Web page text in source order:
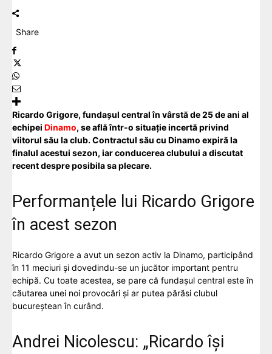
Share
Ricardo Grigore, fundașul central în vârstă de 25 de ani al
echipei Dinamo, se află într-o situație incertă privind
viitorul său la club. Contractul său cu Dinamo expiră la
finalul acestui sezon, iar conducerea clubului a discutat
recent despre posibila sa plecare.
Performanțele lui Ricardo Grigore
în acest sezon
Ricardo Grigore a avut un sezon activ la Dinamo, participând
în 11 meciuri și dovedindu-se un jucător important pentru
echipă. Cu toate acestea, se pare că fundașul central este în
căutarea unei noi provocări și ar putea părăsi clubul
bucureștean în curând.
Andrei Nicolescu: „Ricardo își